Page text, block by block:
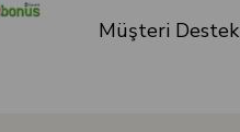
Müşteri Destek